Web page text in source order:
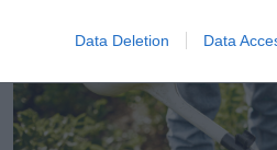
Data Deletion Data
Πληθωρισμός: Μειώθηκε
3,4% – «Καίνε» οι τιμές